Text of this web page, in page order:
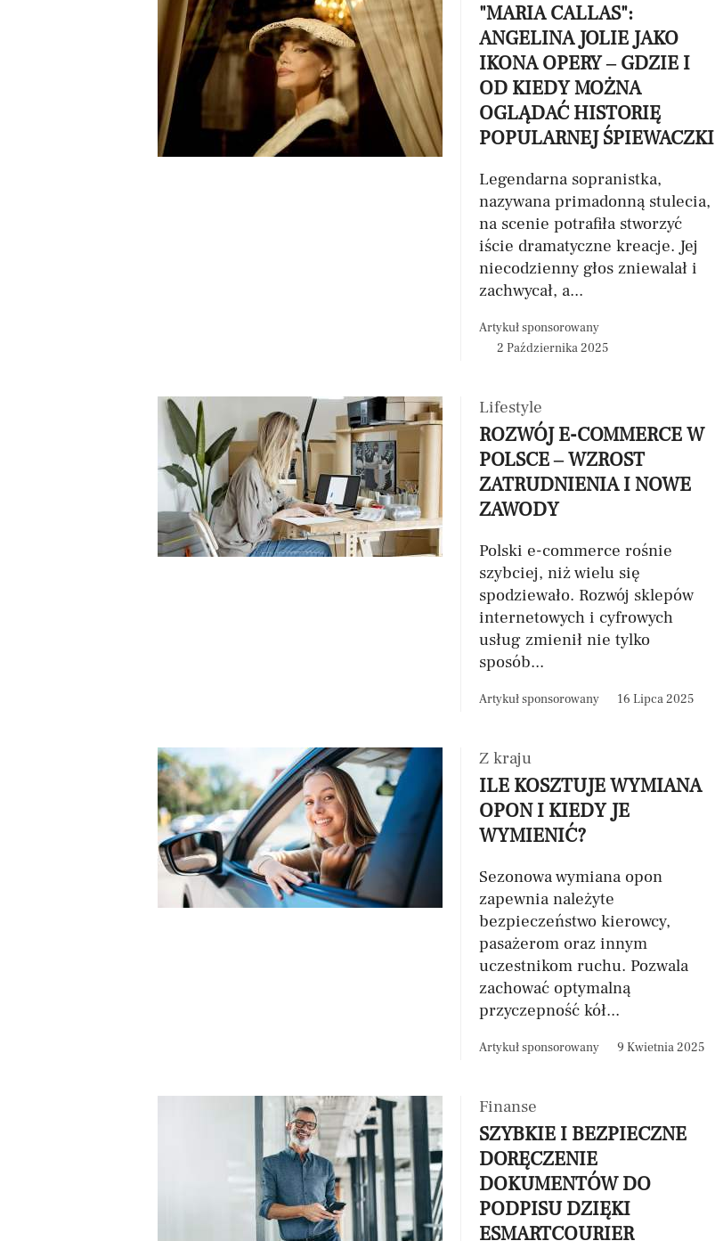
"MARIA CALLAS":
ANGELINA JOLIE JAKO
IKONA OPERY – GDZIE I
OD KIEDY MOŻNA
OGLĄDAĆ HISTORIĘ
POPULARNEJ ŚPIEWACZKI
Legendarna sopranistka,
nazywana primadonną stulecia,
na scenie potrafiła stworzyć
iście dramatyczne kreacje. Jej
niecodzienny głos zniewalał i
zachwycał, a...
Artykuł sponsorowany
2 Października 2025
Lifestyle
ROZWÓJ E-COMMERCE W
POLSCE – WZROST
ZATRUDNIENIA I NOWE
ZAWODY
Polski e-commerce rośnie
szybciej, niż wielu się
spodziewało. Rozwój sklepów
internetowych i cyfrowych
usług zmienił nie tylko
sposób...
Artykuł sponsorowany 16 Lipca 2025
Z kraju
ILE KOSZTUJE WYMIANA
OPON I KIEDY JE
WYMIENIĆ?
Sezonowa wymiana opon
zapewnia należyte
bezpieczeństwo kierowcy,
pasażerom oraz innym
uczestnikom ruchu. Pozwala
zachować optymalną
przyczepność kół...
Artykuł sponsorowany 9 Kwietnia 2025
Finanse
SZYBKIE I BEZPIECZNE
DORĘCZENIE
DOKUMENTÓW DO
PODPISU DZIĘKI
ESMARTCOURIER